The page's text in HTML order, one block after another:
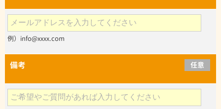
例）info@xxxx.com
備考 任意